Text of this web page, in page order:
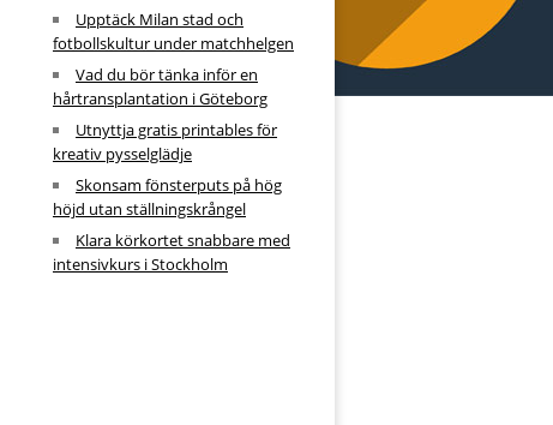
Upptäck Milan stad och
fotbollskultur under matchhelgen
Vad du bör tänka inför en
hårtransplantation i Göteborg
Utnyttja gratis printables för
kreativ pysselglädje
Skonsam fönsterputs på hög
höjd utan ställningskrångel
Klara körkortet snabbare med
intensivkurs i Stockholm